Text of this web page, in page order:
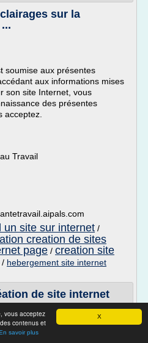
X
vous acceptez
contenus et
savoir plus
sur la
soumise aux présentes
aux informations mises
son site Internet, vous
des présentes
acceptez.
Travail
un site sur internet /
creation de sites
page / creation site
/ hebergement site internet
de site internet
disponible sur le marché
développement et